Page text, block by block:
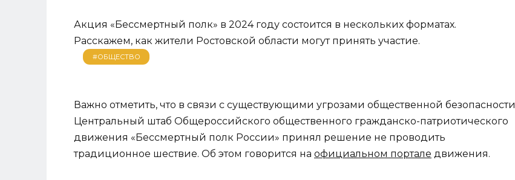
Акция «Бессмертный полк» в 2024 году состоится в нескольких форматах.
Расскажем, как жители Ростовской области могут принять участие.
#ОБЩЕСТВО
Важно отметить, что в связи с существующими угрозами общественной безопасности
Центральный штаб Общероссийского общественного гражданско-патриотического
движения «Бессмертный полк России» принял решение не проводить
традиционное шествие. Об этом говорится на официальном портале движения.